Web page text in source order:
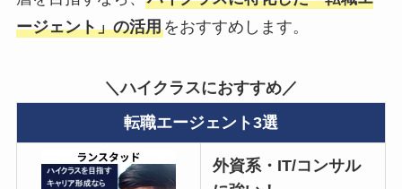
ージェント」の活用をおすすめします。
＼ハイクラスにおすすめ／
転職エージェント3選
外資系・IT/コンサル